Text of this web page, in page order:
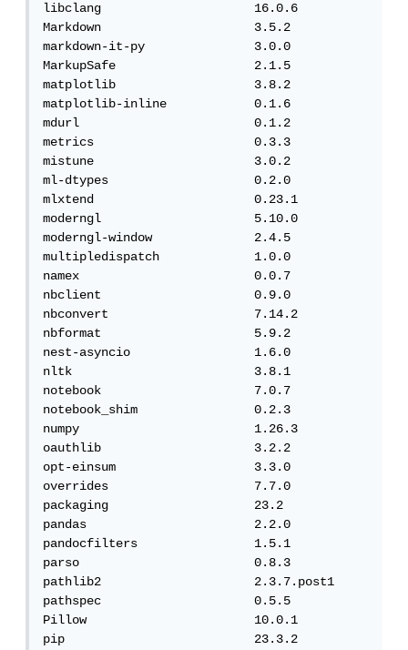
libclang                     16.0.6
Markdown                     3.5.2
markdown-it-py               3.0.0
MarkupSafe                   2.1.5
matplotlib                   3.8.2
matplotlib-inline            0.1.6
mdurl                        0.1.2
metrics                      0.3.3
mistune                      3.0.2
ml-dtypes                    0.2.0
mlxtend                      0.23.1
moderngl                     5.10.0
moderngl-window              2.4.5
multipledispatch             1.0.0
namex                        0.0.7
nbclient                     0.9.0
nbconvert                    7.14.2
nbformat                     5.9.2
nest-asyncio                 1.6.0
nltk                         3.8.1
notebook                     7.0.7
notebook_shim                0.2.3
numpy                        1.26.3
oauthlib                     3.2.2
opt-einsum                   3.3.0
overrides                    7.7.0
packaging                    23.2
pandas                       2.2.0
pandocfilters                1.5.1
parso                        0.8.3
pathlib2                     2.3.7.post1
pathspec                     0.5.5
Pillow                       10.0.1
pip                          23.3.2